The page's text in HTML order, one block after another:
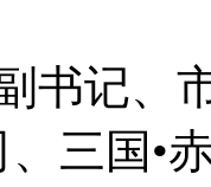
书记、
三国•